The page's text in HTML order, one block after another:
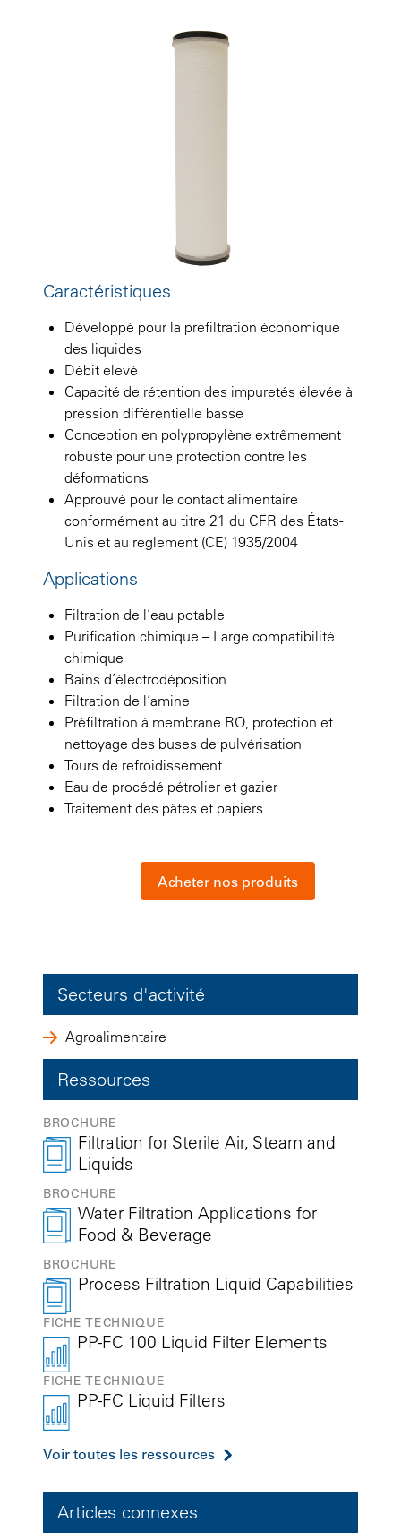
Caractéristiques
Développé pour la préfiltration économique
des liquides
Débit élevé
Capacité de rétention des impuretés élevée à
pression différentielle basse
Conception en polypropylène extrêmement
robuste pour une protection contre les
déformations
Approuvé pour le contact alimentaire
conformément au titre 21 du CFR des États-
Unis et au règlement (CE) 1935/2004
Applications
Filtration de l’eau potable
Purification chimique – Large compatibilité
chimique
Bains d’électrodéposition
Filtration de l’amine
Préfiltration à membrane RO, protection et
nettoyage des buses de pulvérisation
Tours de refroidissement
Eau de procédé pétrolier et gazier
Traitement des pâtes et papiers
Acheter nos produits
Secteurs d'activité
Agroalimentaire
Ressources
BROCHURE
Filtration for Sterile Air, Steam and
Liquids
BROCHURE
Water Filtration Applications for
Food & Beverage
BROCHURE
Process Filtration Liquid Capabilities
FICHE TECHNIQUE
PP-FC 100 Liquid Filter Elements
FICHE TECHNIQUE
PP-FC Liquid Filters
Voir toutes les ressources
Articles connexes